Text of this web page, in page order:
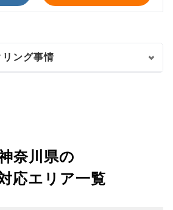
ング事情
奈川県の
応エリア一覧